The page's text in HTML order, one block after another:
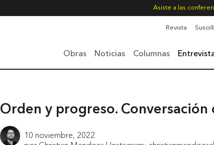
Asiste a las
Revista
Obras Noticias Columnas
Orden y progreso. Conversación
10 noviembre, 2022